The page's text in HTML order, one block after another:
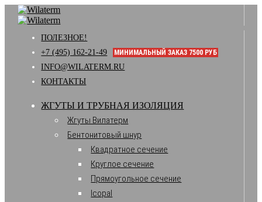
ПОЛЕЗНОЕ!
+7 (495) 162-21-49
МИНИМАЛЬНЫЙ ЗАКАЗ 7500 РУБ
INFO@WILATERM.RU
КОНТАКТЫ
ЖГУТЫ И ТРУБНАЯ ИЗОЛЯЦИЯ
Жгуты Вилатерм
Бентонитовый шнур
Квадратное сечение
Круглое сечение
Прямоугольное сечение
Icopal